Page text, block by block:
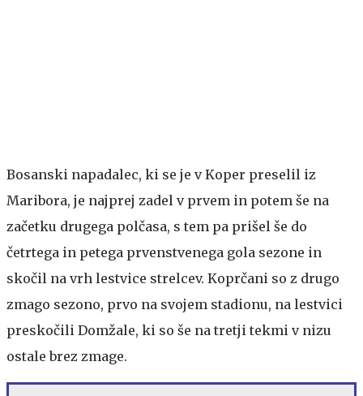
Bosanski napadalec, ki se je v Koper preselil iz
Maribora, je najprej zadel v prvem in potem še na
začetku drugega polčasa, s tem pa prišel še do
četrtega in petega prvenstvenega gola sezone in
skočil na vrh lestvice strelcev. Koprčani so z drugo
zmago sezono, prvo na svojem stadionu, na lestvici
preskočili Domžale, ki so še na tretji tekmi v nizu
ostale brez zmage.